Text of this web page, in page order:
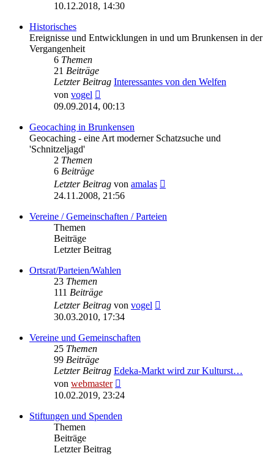
Beitrag
10.12.2018, 14:30
Historisches
Ereignisse und Entwicklungen in und um Brunkensen in der
Vergangenheit
6 Themen
21 Beiträge
Letzter Beitrag Interessantes von den Welfen
von vogel
Beitrag
09.09.2014, 00:13
Geocaching in Brunkensen
Geocaching - eine Art moderner Schatzsuche und
'Schnitzeljagd'
2 Themen
6 Beiträge
Letzter Beitrag von amalas
24.11.2008, 21:56
Vereine / Gemeinschaften / Parteien
Themen
Beiträge
Letzter Beitrag
Ortsrat/Parteien/Wahlen
23 Themen
111 Beiträge
Letzter Beitrag von vogel
30.03.2010, 17:34
Vereine und Gemeinschaften
25 Themen
99 Beiträge
Letzter Beitrag Edeka-Markt wird zur Kulturst…
von webmaster
Beitrag
10.02.2019, 23:24
Stiftungen und Spenden
Themen
Beiträge
Letzter Beitrag